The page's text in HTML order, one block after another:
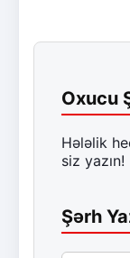
Oxucu
Hələlik
siz yazın!
Şərh